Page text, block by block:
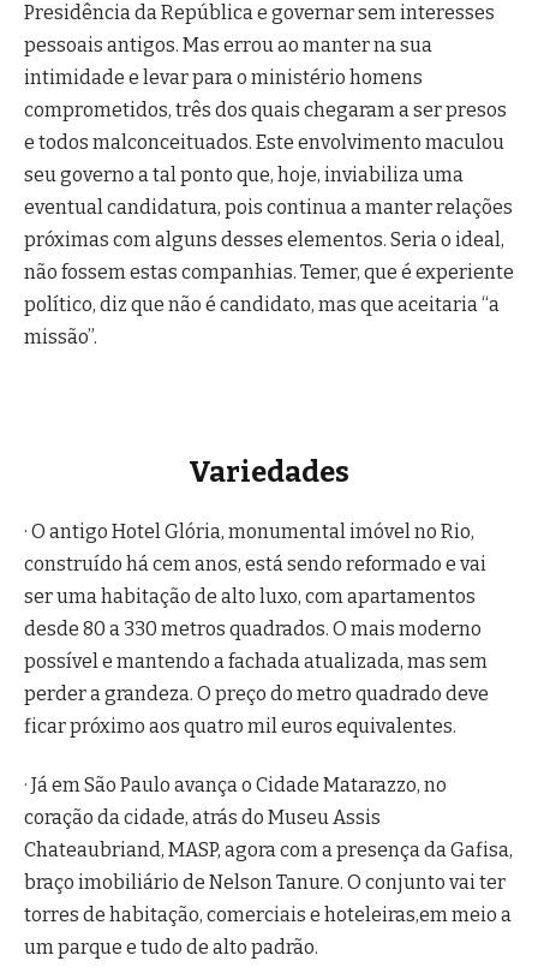
Presidência da República e governar sem interesses
pessoais antigos. Mas errou ao manter na sua
intimidade e levar para o ministério homens
comprometidos, três dos quais chegaram a ser presos
e todos malconceituados. Este envolvimento maculou
seu governo a tal ponto que, hoje, inviabiliza uma
eventual candidatura, pois continua a manter relações
próximas com alguns desses elementos. Seria o ideal,
não fossem estas companhias. Temer, que é experiente
político, diz que não é candidato, mas que aceitaria “a
missão”.
Variedades
· O antigo Hotel Glória, monumental imóvel no Rio,
construído há cem anos, está sendo reformado e vai
ser uma habitação de alto luxo, com apartamentos
desde 80 a 330 metros quadrados. O mais moderno
possível e mantendo a fachada atualizada, mas sem
perder a grandeza. O preço do metro quadrado deve
ficar próximo aos quatro mil euros equivalentes.
· Já em São Paulo avança o Cidade Matarazzo, no
coração da cidade, atrás do Museu Assis
Chateaubriand, MASP, agora com a presença da Gafisa,
braço imobiliário de Nelson Tanure. O conjunto vai ter
torres de habitação, comerciais e hoteleiras,em meio a
um parque e tudo de alto padrão.